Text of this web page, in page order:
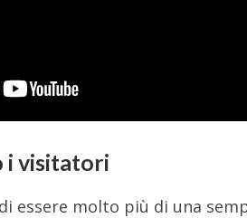
i visitatori
essere molto più di una